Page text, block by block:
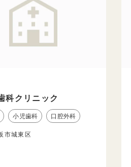
科クリニック
小児歯科 口腔外科
市城東区